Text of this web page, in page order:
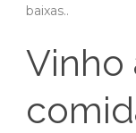
baixas..
Vinho